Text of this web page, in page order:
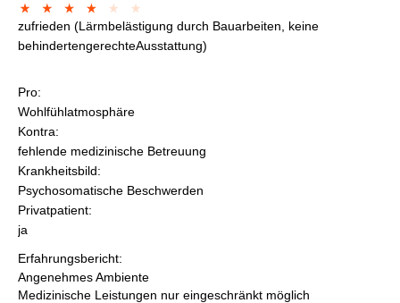
zufrieden (Lärmbelästigung durch Bauarbeiten, keine
behindertengerechteAusstattung)
Pro:
Wohlfühlatmosphäre
Kontra:
fehlende medizinische Betreuung
Krankheitsbild:
Psychosomatische Beschwerden
Privatpatient:
ja
Erfahrungsbericht:
Angenehmes Ambiente
Medizinische Leistungen nur eingeschränkt möglich